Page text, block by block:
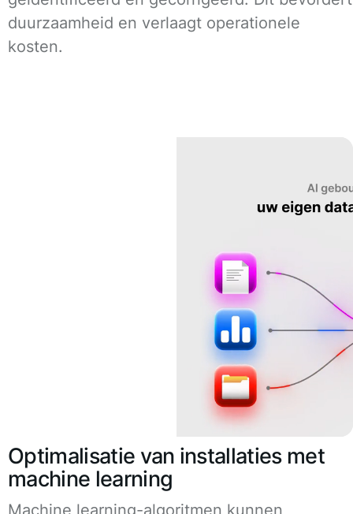
duurzaamheid en verlaagt operationele
kosten.
Optimalisatie van installaties met
machine learning